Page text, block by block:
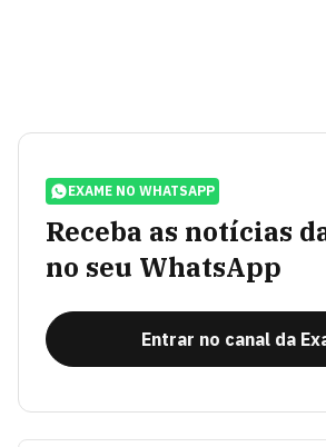
EXAME NO WHATSAPP
Receba as notícias
no seu WhatsApp
Entrar no canal da